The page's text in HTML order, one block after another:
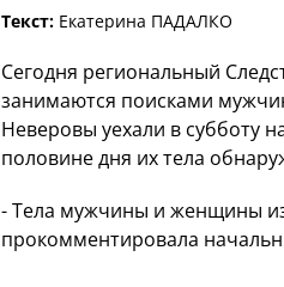
Текст: Екатерина ПАДАЛКО
Сегодня региональный
занимаются поисками
Неверовы уехали в субботу
половине дня их тела
- Тела мужчины и женщины
прокомментировала